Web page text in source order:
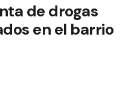
de drogas
en el barrio